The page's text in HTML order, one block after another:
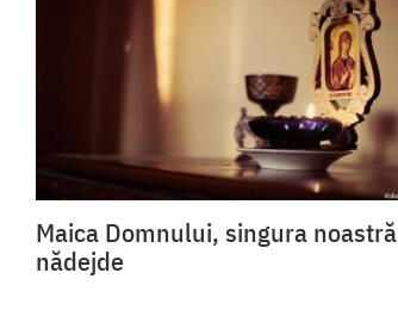
Maica Domnului, singura noastră
nădejde